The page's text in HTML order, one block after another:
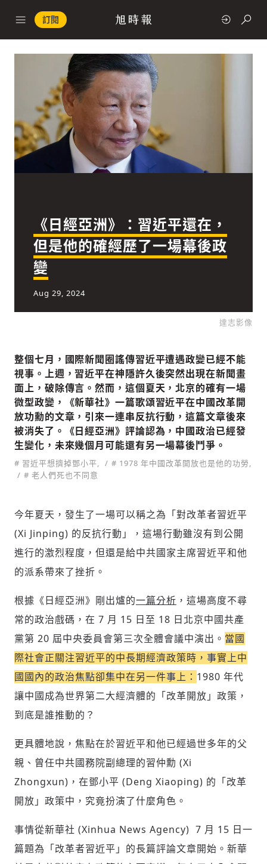
訂閱
快速連結
政治
經濟
科技
社會
人文
《日經亞洲》：習近平還在，
但是他的確經歷了一場幕後政
變
Aug 29, 2024
達志影像
整個七月，國際新聞圈謠傳習近平遭遇政變已經不能
視事。上週，習近平在神隱許久後突然出現在新聞畫
面上，破除傳言。然而，這個夏天，北京的確有一場
微型政變，《新華社》一篇歌頌習近平在中國改革開
放功勳的文章，引來一連串反抗行動，這篇文章後來
被消失了。《日經亞洲》評論認為，中國政治已經發
生變化，未來幾個月可能還有另一場幕後鬥爭。
# 習近平想擠掉鄧小平,
# 1978 年中國改革開放也是他的功勞,
# 老人們死也不同意
今年夏天，發生了一場可以稱之為「對改革者習近平
(Xi Jinping) 的反抗行動」，這場行動雖沒有到公開
進行的激烈程度，但還是給中共國家主席習近平和他
的派系帶來了挫折。
根據《日經亞洲》剛出爐的一篇分析 ，這場高度不尋
常的政治戲碼，在 7 月 15 日至 18 日北京中國共產
黨第 20 屆中央委員會第三次全體會議中演出。 當國
際社會正關注習近平的中長期經濟政策時，事實上中
國國內的政治焦點卻集中在另一件事上： 1980 年代
讓中國成為世界第二大經濟體的「改革開放」政策，
到底是誰推動的？
更具體地說，焦點在於習近平和他已經過世多年的父
親、曾任中共國務院副總理的習仲勳 (Xi
Zhongxun)，在鄧小平 (Deng Xiaoping) 的「改革
開放」政策中，究竟扮演了什麼角色。
事情從新華社 (Xinhua News Agency) 7 月 15 日一
篇題為「改革者習近平」的長篇評論文章開始。新華